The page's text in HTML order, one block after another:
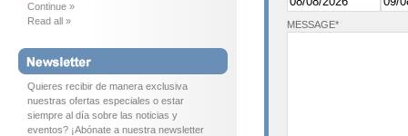
MESSAGE*
Continue »
Read all »
Quieres recibir de manera exclusiva
nuestras ofertas especiales o estar
siempre al día sobre las noticias y
eventos? ¡Abónate a nuestra newsletter